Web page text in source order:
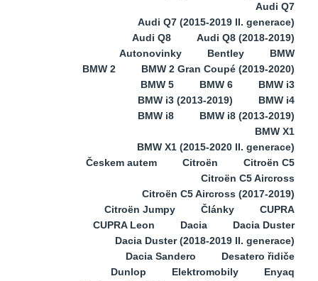
Audi Q7
Audi Q7 (2015-2019 II. generace)
Audi Q8
Audi Q8 (2018-2019)
Autonovinky
Bentley
BMW
BMW 2
BMW 2 Gran Coupé (2019-2020)
BMW 5
BMW 6
BMW i3
BMW i3 (2013-2019)
BMW i4
BMW i8
BMW i8 (2013-2019)
BMW X1
BMW X1 (2015-2020 II. generace)
Českem autem
Citroën
Citroën C5
Citroën C5 Aircross
Citroën C5 Aircross (2017-2019)
Citroën Jumpy
Články
CUPRA
CUPRA Leon
Dacia
Dacia Duster
Dacia Duster (2018-2019 II. generace)
Dacia Sandero
Desatero řidiče
Dunlop
Elektromobily
Enyaq